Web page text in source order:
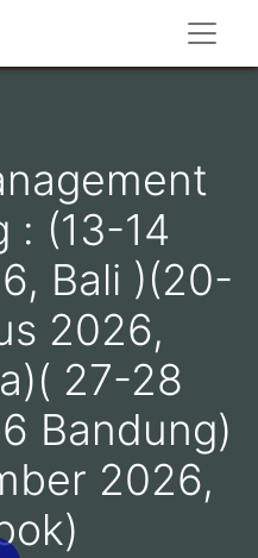
: (13-14
Bali )(20-
2026,
27-28
Bandung)
2026,